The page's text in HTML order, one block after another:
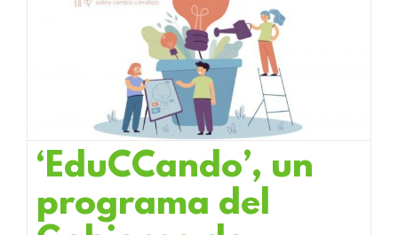
‘EduCCando’, un
programa del